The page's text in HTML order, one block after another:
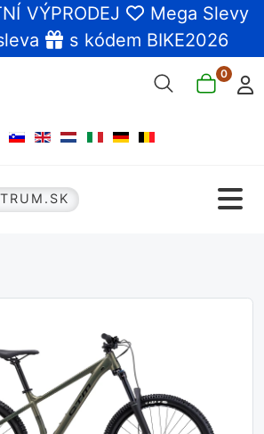
VÝPRODEJ
Mega Slevy
s kódem BIKE2026
0